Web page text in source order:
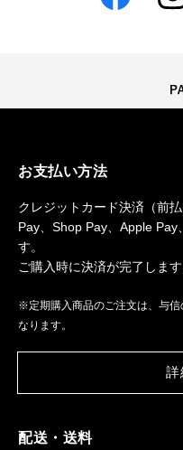
Facebook
お支払い方法
クレジットカード決済（前
Pay、Shop Pay、Apple
す。
ご購入時に決済が完了します
※定期購入商品のご注文は、与信
なります。
詳
配送・送料